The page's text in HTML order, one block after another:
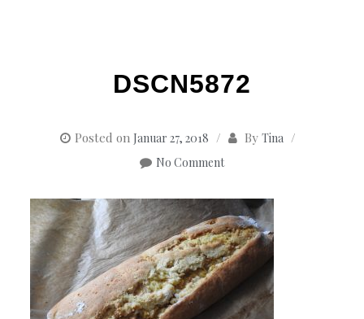
DSCN5872
Posted on Januar 27, 2018 By Tina
No Comment